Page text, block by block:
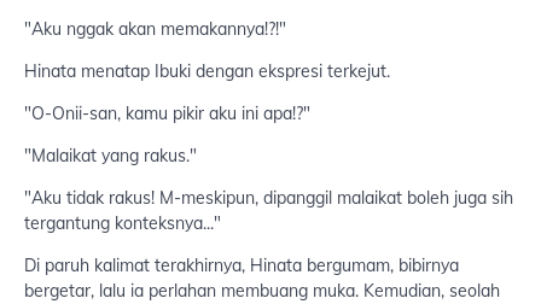
"Aku nggak akan memakannya!?!"
Hinata menatap Ibuki dengan ekspresi terkejut.
"O-Onii-san, kamu pikir aku ini apa!?"
"Malaikat yang rakus."
"Aku tidak rakus! M-meskipun, dipanggil malaikat boleh juga sih
tergantung konteksnya..."
Di paruh kalimat terakhirnya, Hinata bergumam, bibirnya
bergetar, lalu ia perlahan membuang muka. Kemudian, seolah